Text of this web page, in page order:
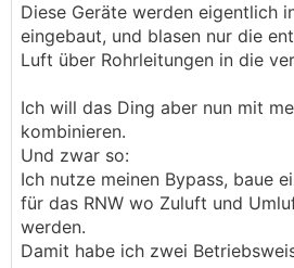
Diese Geräte werden eigentlich
eingebaut, und blasen nur die
Luft über Rohrleitungen in die
Ich will das Ding aber nun mit
kombinieren.
Und zwar so:
Ich nutze meinen Bypass, baue
für das RNW wo Zuluft und
werden.
Damit habe ich zwei